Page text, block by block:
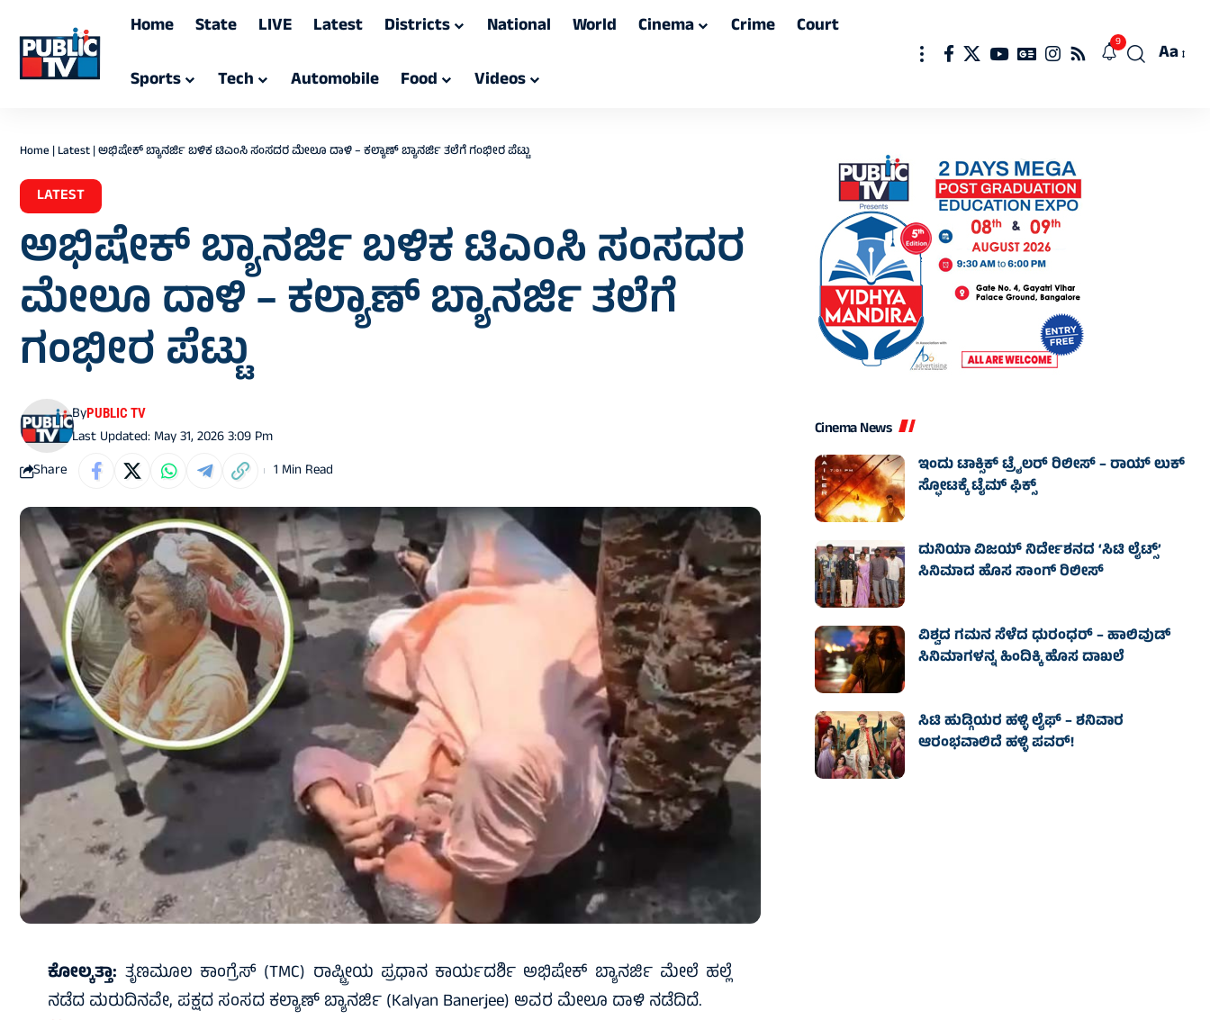
Home State LIVE Latest Districts National World Cinema Crime
Court
Sports
Tech Automobile Food Videos
9
Font
Aa
Home |Latest|ಅಭಿಷೇಕ್‌ ಬ್ಯಾನರ್ಜಿ ಬಳಿಕ ಟಿಎಂಸಿ ಸಂಸದರ ಮೇಲೂ ದಾಳಿ – ಕಲ್ಯಾಣ್ ಬ್ಯಾನರ್ಜಿ ತಲೆಗೆ ಗಂಭೀರ ಪೆಟ್ಟು
LATEST
ಅಭಿಷೇಕ್‌ ಬ್ಯಾನರ್ಜಿ ಬಳಿಕ ಟಿಎಂಸಿ ಸಂಸದರ
ಮೇಲೂ ದಾಳಿ – ಕಲ್ಯಾಣ್ ಬ್ಯಾನರ್ಜಿ ತಲೆಗೆ
ಗಂಭೀರ ಪೆಟ್ಟು
Last Updated: May 31, 2026 3:09 Pm
ByPUBLIC TV
Share 1 Min Read
ಕೋಲ್ಕತ್ತಾ: ತೃಣಮೂಲ ಕಾಂಗ್ರೆಸ್ (TMC) ರಾಷ್ಟ್ರೀಯ ಪ್ರಧಾನ ಕಾರ್ಯದರ್ಶಿ ಅಭಿಷೇಕ್ ಬ್ಯಾನರ್ಜಿ ಮೇಲೆ ಹಲ್ಲೆ
ನಡೆದ ಮರುದಿನವೇ, ಪಕ್ಷದ ಸಂಸದ ಕಲ್ಯಾಣ್ ಬ್ಯಾನರ್ಜಿ (Kalyan Banerjee) ಅವರ ಮೇಲೂ ದಾಳಿ ನಡೆದಿದೆ.
Cinema News
ಇಂದು ಟಾಕ್ಸಿಕ್ ಟ್ರೈಲರ್ ರಿಲೀಸ್‌ – ರಾಯ್‌ ಲುಕ್
ಸ್ಫೋಟಕ್ಕೆ ಟೈಮ್‌ ಫಿಕ್ಸ್‌
ದುನಿಯಾ ವಿಜಯ್ ನಿರ್ದೇಶನದ ‘ಸಿಟಿ ಲೈಟ್ಸ್’
ಸಿನಿಮಾದ ಹೊಸ ಸಾಂಗ್ ರಿಲೀಸ್
ವಿಶ್ವದ ಗಮನ ಸೆಳೆದ ಧುರಂಧರ್ – ಹಾಲಿವುಡ್‌
ಸಿನಿಮಾಗಳನ್ನ ಹಿಂದಿಕ್ಕಿ ಹೊಸ ದಾಖಲೆ
ಸಿಟಿ ಹುಡ್ಗಿಯರ ಹಳ್ಳಿ ಲೈಫ್‌ – ಶನಿವಾರ
ಆರಂಭವಾಲಿದೆ ಹಳ್ಳಿ ಪವರ್‌!